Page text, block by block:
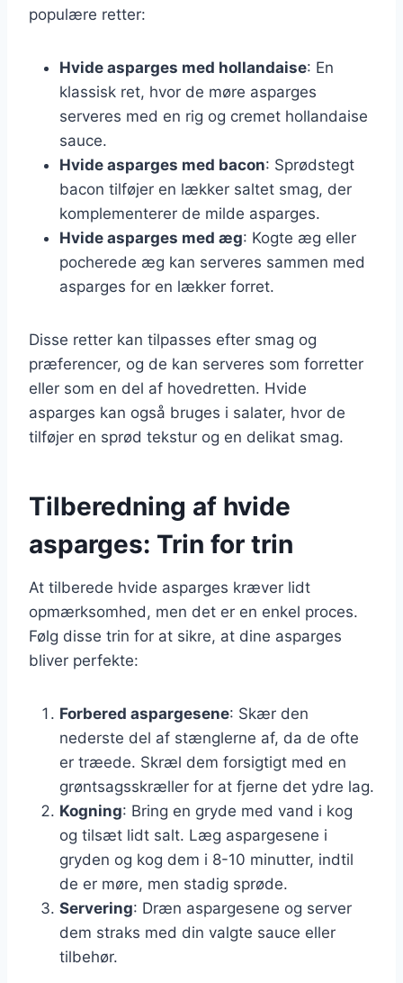
populære retter:
Hvide asparges med hollandaise: En
klassisk ret, hvor de møre asparges
serveres med en rig og cremet hollandaise
sauce.
Hvide asparges med bacon: Sprødstegt
bacon tilføjer en lækker saltet smag, der
komplementerer de milde asparges.
Hvide asparges med æg: Kogte æg eller
pocherede æg kan serveres sammen med
asparges for en lækker forret.
Disse retter kan tilpasses efter smag og
præferencer, og de kan serveres som forretter
eller som en del af hovedretten. Hvide
asparges kan også bruges i salater, hvor de
tilføjer en sprød tekstur og en delikat smag.
Tilberedning af hvide
asparges: Trin for trin
At tilberede hvide asparges kræver lidt
opmærksomhed, men det er en enkel proces.
Følg disse trin for at sikre, at dine asparges
bliver perfekte:
Forbered aspargesene: Skær den
nederste del af stænglerne af, da de ofte
er træede. Skræl dem forsigtigt med en
grøntsagsskræller for at fjerne det ydre lag.
Kogning: Bring en gryde med vand i kog
og tilsæt lidt salt. Læg aspargesene i
gryden og kog dem i 8-10 minutter, indtil
de er møre, men stadig sprøde.
Servering: Dræn aspargesene og server
dem straks med din valgte sauce eller
tilbehør.